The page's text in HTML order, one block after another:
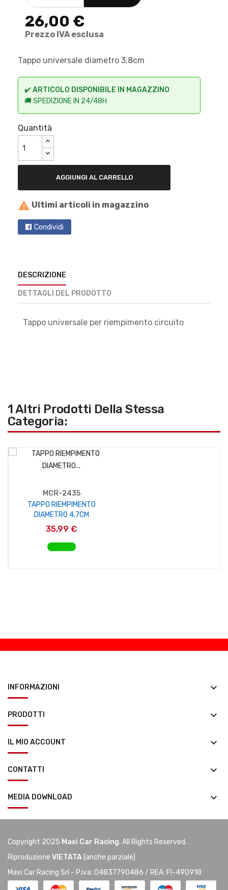
26,00 €
Prezzo IVA esclusa
Tappo universale diametro 3,8cm
✔️ARTICOLO DISPONIBILE IN MAGAZZINO
🚚 SPEDIZIONE IN 24/48H
Quantità
AGGIUNGI AL CARRELLO
 Ultimi articoli in magazzino
Condividi
DESCRIZIONE
DETTAGLI DEL PRODOTTO
Tappo universale per riempimento circuito
1 Altri Prodotti Della Stessa
Categoria:
MCR-2435
TAPPO RIEMPIMENTO
DIAMETRO 4,7CM
35,99 €
AGGIUNGI AL CARRELLO
INFORMAZIONI keyboard_arrow_down
PRODOTTI keyboard_arrow_down
IL MIO ACCOUNT keyboard_arrow_down
CONTATTI keyboard_arrow_down
MEDIA DOWNLOAD keyboard_arrow_down
Copyright 2025 Maxi Car Racing. All Rights Reserved.
Riproduzione VIETATA(anche parziale)
Maxi Car Racing Srl - P.iva: 04837790486 / REA: FI-490918